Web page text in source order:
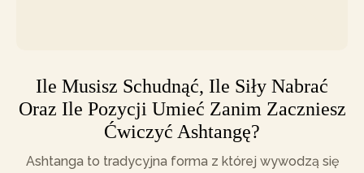
Ile Musisz Schudnąć, Ile Siły Nabrać
Oraz Ile Pozycji Umieć Zanim Zaczniesz
Ćwiczyć Ashtangę?
Ashtanga to tradycyjna forma z której wywodzą się